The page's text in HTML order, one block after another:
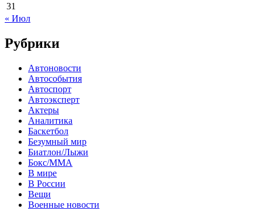
31
« Июл
Рубрики
Автоновости
Автособытия
Автоспорт
Автоэксперт
Актеры
Аналитика
Баскетбол
Безумный мир
Биатлон/Лыжи
Бокс/MMA
В мире
В России
Вещи
Военные новости